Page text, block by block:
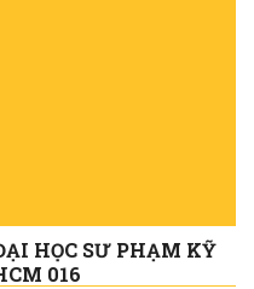
HỌC SƯ PHẠM KỸ
016